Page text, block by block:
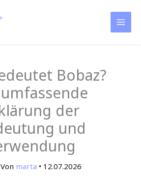
Bobaz?
der
und
Von marta • 12.07.2026